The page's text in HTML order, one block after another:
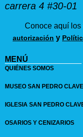
carrera 4 #30-01
Conoce aquí los
autorización y
MENÚ
QUIÉNES SOMOS
MUSEO SAN PEDRO
IGLESIA SAN PEDRO
OSARIOS Y CENIZARIOS